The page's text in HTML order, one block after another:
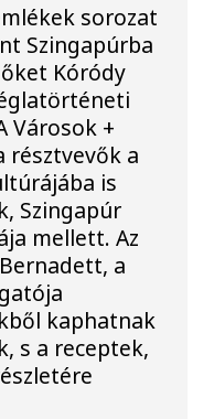
sorozat
Szingapúrba
Kóródy
Városok +
résztvevők a
is
Szingapúr
mellett. Az
a
kaphatnak
s a receptek,